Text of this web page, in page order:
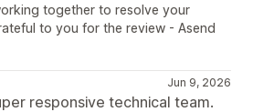
together to resolve your
to you for the review - Asend
Jun 9, 2026
responsive technical team.